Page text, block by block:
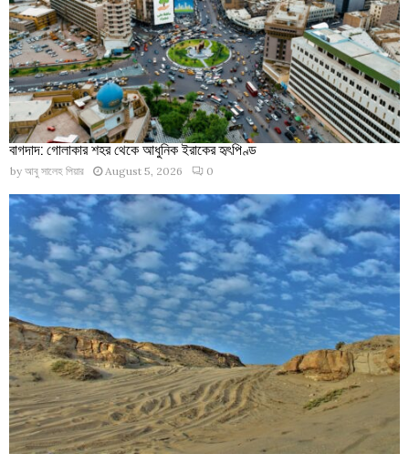
বাগদাদ: গোলাকার শহর থেকে আধুনিক ইরাকের হৃৎপিণ্ড
by আবু সালেহ পিয়ার August 5, 2026 0